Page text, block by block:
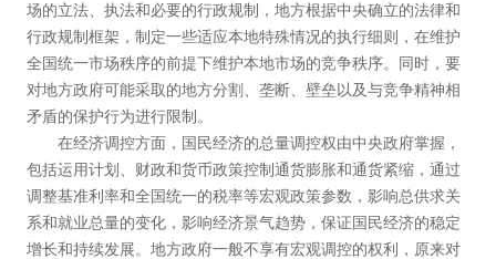
场的立法、执法和必要的行政规制，地方根据中央确立的法律和
行政规制框架，制定一些适应本地特殊情况的执行细则，在维护
全国统一市场秩序的前提下维护本地市场的竞争秩序。同时，要
对地方政府可能采取的地方分割、垄断、壁垒以及与竞争精神相
矛盾的保护行为进行限制。
在经济调控方面，国民经济的总量调控权由中央政府掌握，
包括运用计划、财政和货币政策控制通货膨胀和通货紧缩，通过
调整基准利率和全国统一的税率等宏观政策参数，影响总供求关
系和就业总量的变化，影响经济景气趋势，保证国民经济的稳定
增长和持续发展。地方政府一般不享有宏观调控的权利，原来对